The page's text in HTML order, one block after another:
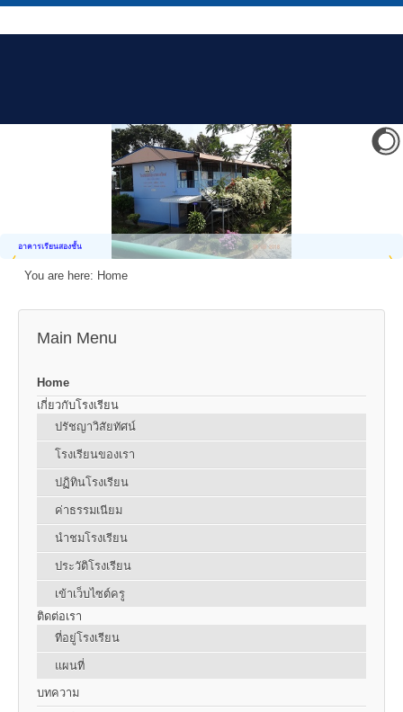
อาคารเรียนสองชั้น
You are here: Home
Main Menu
Home
เกี่ยวกับโรงเรียน
ปรัชญาวิสัยทัศน์
โรงเรียนของเรา
ปฏิทินโรงเรียน
ค่าธรรมเนียม
นำชมโรงเรียน
ประวัติโรงเรียน
เข้าเว็บไซต์ครู
ติดต่อเรา
ที่อยู่โรงเรียน
แผนที่
บทความ